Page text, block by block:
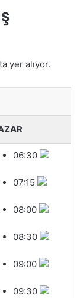
yer alıyor.
06:30
07:15
08:00
08:30
09:00
09:30